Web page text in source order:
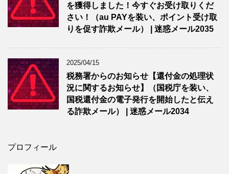
を獲得しました！今すぐお受け取りくだ
さい！（au PAYを装い、ポイント受け取
りを促す詐欺メール） | 迷惑メール2035
2025/04/15
税務署からのお知らせ【還付金の処理状
況に関するお知らせ】（国税庁を装い、
国税還付金の電子発行を開始したと伝え
る詐欺メール） | 迷惑メール2034
プロフィール